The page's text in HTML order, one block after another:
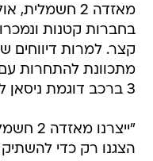
מאזדה 2
בחברות קטנות
קצר. למרות דיווחים
מתכוונת להתחרות
3 ברכב דוגמת ניסאן ליף.
הצגנו רק כדי